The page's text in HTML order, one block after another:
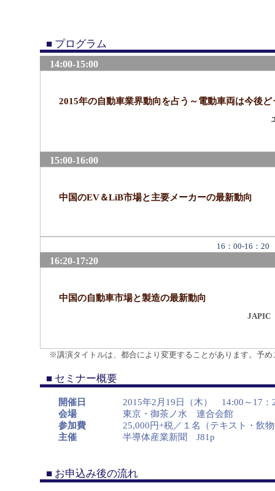
■ プログラム
14:00-15:00
2015年の自動車業界動向を占う～電動車両は今後ど
15:00-16:00
中国のEV＆LiB市場と主要メーカーの最新動向
16：00-16：
16:20-17:20
中国の自動車市場と製造の最新動向
JAPIC
※講演タイトルは、都合により変更することがあります。予め
■ セミナー概要
開催日
2015年2月19日（木） 14:00～17：
会場
東京・御茶ノ水 連合会館
参加費
25,000円+税／１名（テキスト・飲
主催
半導体産業新聞 J81p
■ お申込み後の流れ